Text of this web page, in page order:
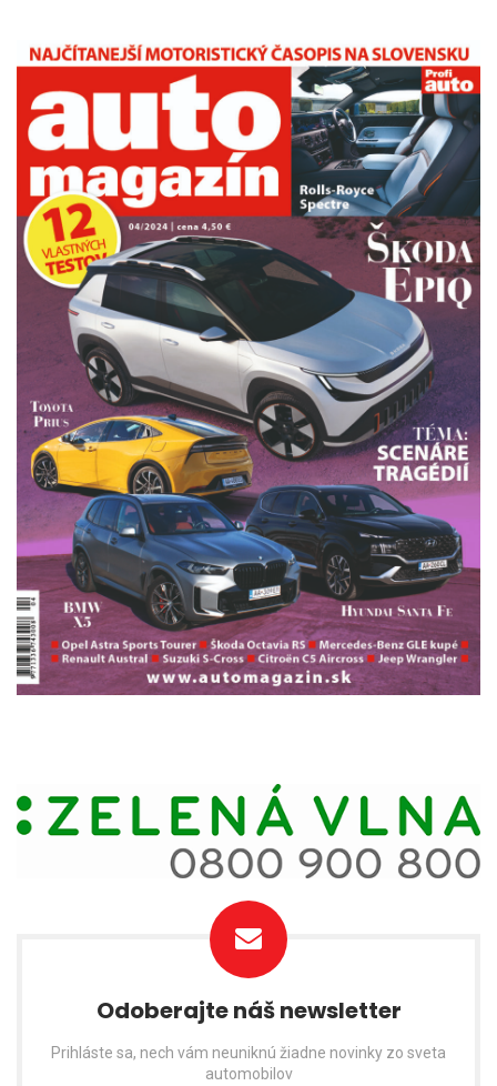
Odoberajte náš newsletter
Prihláste sa, nech vám neuniknú žiadne novinky zo sveta
automobilov